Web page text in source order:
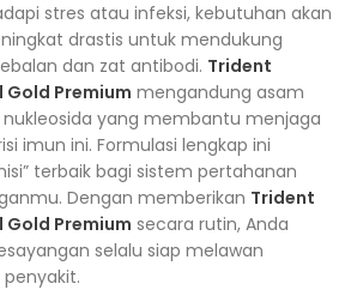
stres atau infeksi, kebutuhan akan
drastis untuk mendukung
dan zat antibodi. Trident
Premium mengandung asam
yang membantu menjaga
imun ini. Formulasi lengkap ini
terbaik bagi sistem pertahanan
Dengan memberikan Trident
Premium secara rutin, Anda
selalu siap melawan